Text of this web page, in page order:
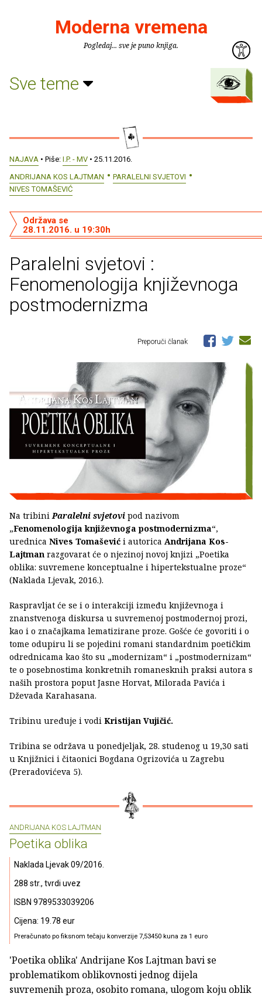
Moderna vremena
Pogledaj... sve je puno knjiga.
Sve teme
NAJAVA • Piše: I.P. - MV • 25.11.2016.
ANDRIJANA KOS LAJTMAN
PARALELNI SVJETOVI
NIVES TOMAŠEVIĆ
Paralelni svjetovi :
Fenomenologija književnoga
postmodernizma
Održava se
28.11.2016. u 19:30h
Preporuči članak
Na tribini Paralelni svjetovi pod nazivom
„Fenomenologija književnoga postmodernizma“,
urednica Nives Tomašević i autorica Andrijana Kos-
Lajtman razgovarat će o njezinoj novoj knjizi „Poetika
oblika: suvremene konceptualne i hipertekstualne proze“
(Naklada Ljevak, 2016.).
Raspravljat će se i o interakciji između književnoga i
znanstvenoga diskursa u suvremenoj postmodernoj prozi,
kao i o značajkama lematizirane proze. Gošće će govoriti i o
tome odupiru li se pojedini romani standardnim poetičkim
odrednicama kao što su „modernizam“ i „postmodernizam“
te o posebnostima konkretnih romanesknih praksi autora s
naših prostora poput Jasne Horvat, Milorada Pavića i
Dževada Karahasana.
Tribinu uređuje i vodi Kristijan Vujičić.
Tribina se održava u ponedjeljak, 28. studenog u 19,30 sati
u Knjižnici i čitaonici Bogdana Ogrizovića u Zagrebu
(Preradovićeva 5).
ANDRIJANA KOS LAJTMAN
Poetika oblika
Naklada Ljevak 09/2016.
288 str., tvrdi uvez
ISBN 9789533039206
Cijena: 19.78 eur
Preračunato po fiksnom tečaju konverzije 7,53450 kuna za 1 euro
'Poetika oblika' Andrijane Kos Lajtman bavi se
problematikom oblikovnosti jednog dijela
suvremenih proza, osobito romana, ulogom koju oblik